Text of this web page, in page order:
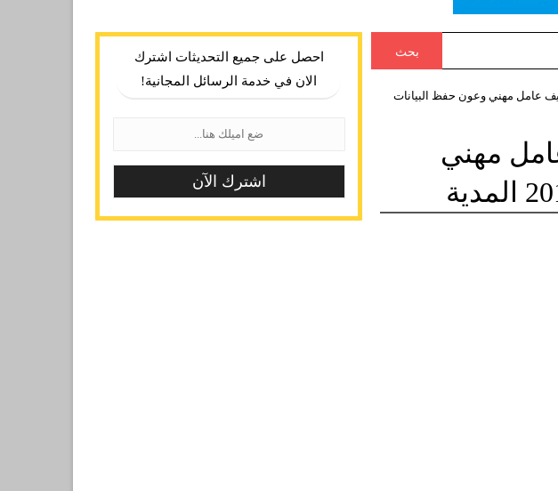
بحث
عامل مهني وعون حفظ البيانات
مهني
احصل على جميع التحديثات اشترك
الان في خدمة الرسائل المجانية!